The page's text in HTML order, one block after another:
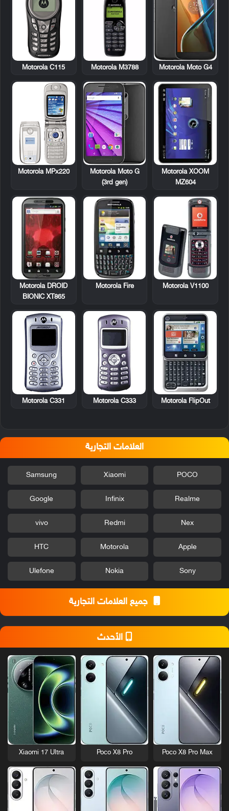
Motorola Moto G4
Motorola M3788
Motorola C115
Motorola XOOM
MZ604
Motorola Moto G
(3rd gen)
Motorola MPx220
Motorola V1100
Motorola Fire
Motorola DROID
BIONIC XT865
Motorola FlipOut
Motorola C333
Motorola C331
العلامات التجارية
POCO
Xiaomi
Samsung
Realme
Infinix
Google
Nex
Redmi
vivo
Apple
Motorola
HTC
Sony
Nokia
Ulefone
جميع العلامات التجارية
الأحدث
Poco X8 Pro Max
Poco X8 Pro
Xiaomi 17 Ultra